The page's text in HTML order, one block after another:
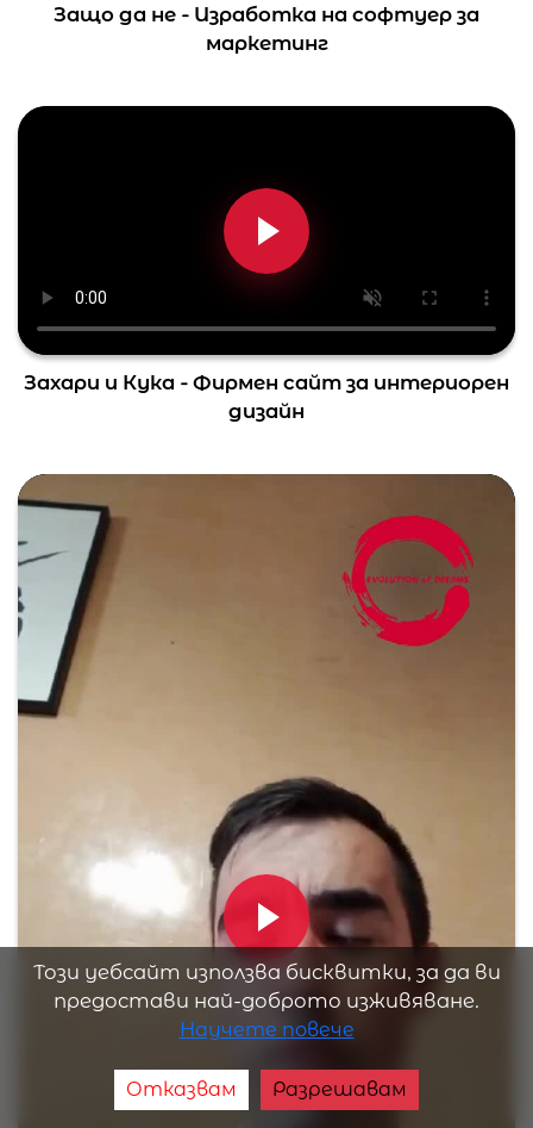
Този уебсайт използва бисквитки, за да ви
предостави най-доброто изживяване.
Научете повече
Отказвам Разрешавам
Защо да не - Изработка на софтуер за
маркетинг
Захари и Кука - Фирмен сайт за интериорен
дизайн